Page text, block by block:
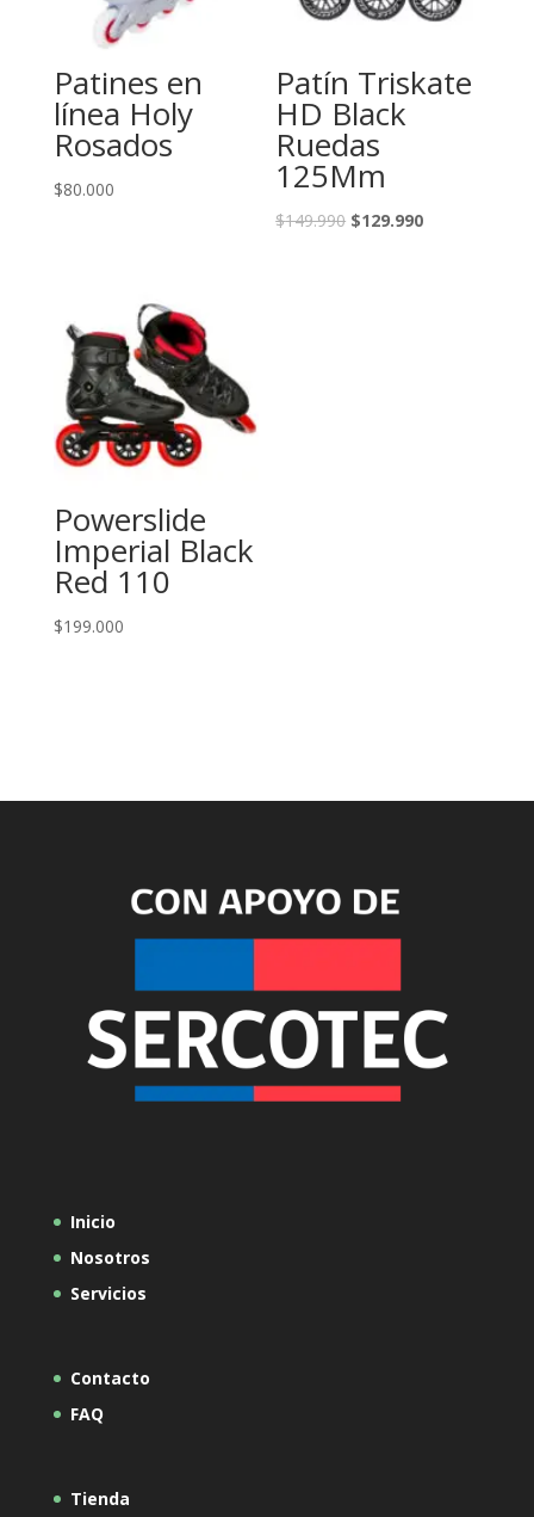
Patines en
línea Holy
Rosados
$80.000
Patín Triskate
HD Black
Ruedas
125Mm
$149.990 El
$129.990El
Powerslide
Imperial Black
Red 110
$199.000
Inicio
Nosotros
Servicios
Contacto
FAQ
Tienda